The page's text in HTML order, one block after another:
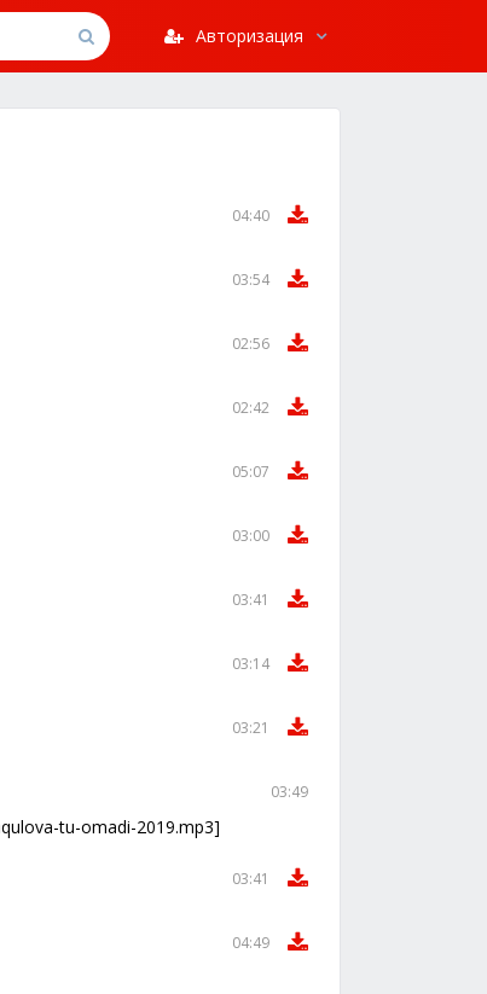
Авторизация
04:40
03:54
02:56
02:42
05:07
03:00
03:41
03:14
03:21
03:49
tu-omadi-2019.mp3]
03:41
04:49